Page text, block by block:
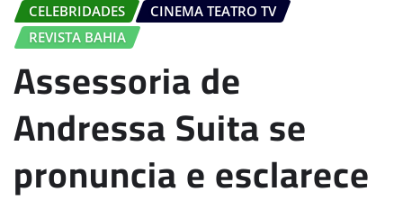
CELEBRIDADES
CINEMA TEATRO TV
REVISTA BAHIA
Assessoria de
Andressa Suita se
pronuncia e esclarece